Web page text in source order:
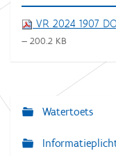
VR 2024 1907
— 200.2 KB
N
a
Watertoets